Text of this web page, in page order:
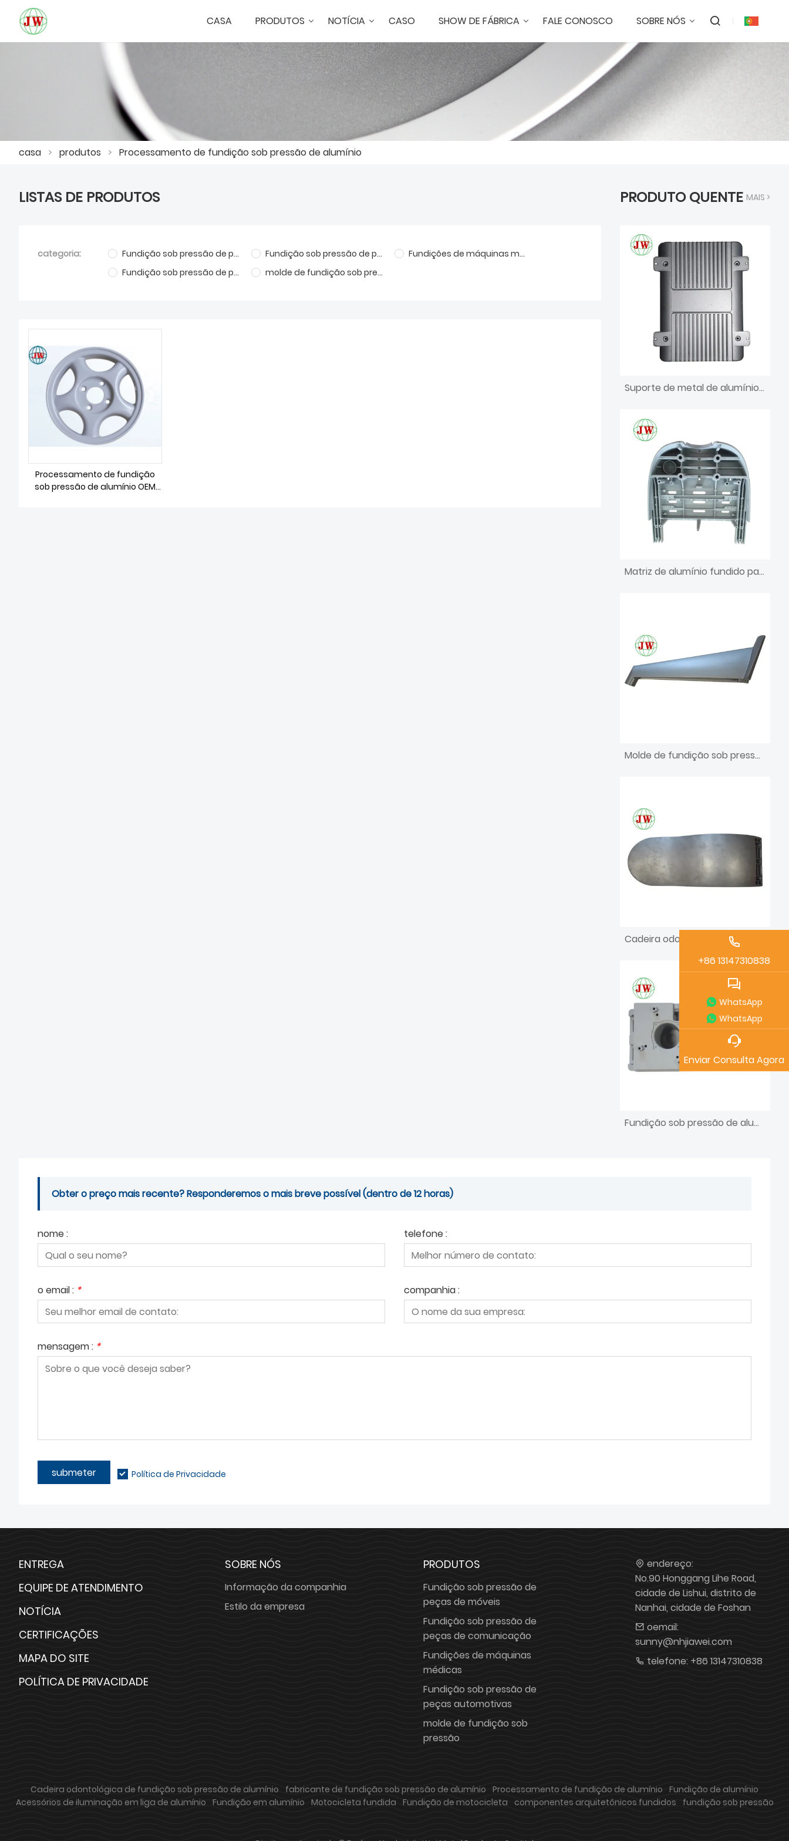
CASA PRODUTOS NOTÍCIA CASO SHOW DE FÁBRICA FALE CONOSCO SOBRE NÓS
casa > produtos > Processamento de fundição sob pressão de alumínio
LISTAS DE PRODUTOS
categoria: Fundição sob pressão de peças de móveis Fundição sob pressão de peças de comunicação
Fundições de máquinas médicas
Fundição sob pressão de peças automotivas
molde de fundição sob pressão
Processamento de fundição
sob pressão de alumínio OEM
PRODUTO QUENTE MAIS >
Suporte de metal de alumínio fundido
Matriz de alumínio fundido para peça de unidade dentária
Molde de fundição sob pressão para eletrodomésticos
Fundição sob pressão de alumínio para peças médicas
Obter o preço mais recente? Responderemos o mais breve possível (dentro de 12 horas)
nome : telefone :
o email : * companhia :
mensagem : *
submeter Política de Privacidade
ENTREGA
EQUIPE DE ATENDIMENTO
NOTÍCIA
CERTIFICAÇÕES
MAPA DO SITE
POLÍTICA DE PRIVACIDADE
SOBRE NÓS
Informação da companhia
Estilo da empresa
PRODUTOS
Fundição sob pressão de
peças de móveis
Fundição sob pressão de
peças de comunicação
Fundições de máquinas
médicas
Fundição sob pressão de
peças automotivas
molde de fundição sob
pressão
endereço:
No.90 Honggang Lihe Road,
cidade de Lishui, distrito de
Nanhai, cidade de Foshan
oemail:
sunny@nhjiawei.com
telefone: +86 13147310838
Cadeira odontológica de fundição sob pressão de alumínio fabricante de fundição sob pressão de alumínio Processamento de fundição de alumínio Fundição de alumínio
Acessórios de iluminação em liga de alumínio Fundição em alumínio Motocicleta fundida Fundição de motocicleta componentes arquitetônicos fundidos fundição sob pressão
+86 13147310838
WhatsApp
WhatsApp
Enviar Consulta Agora